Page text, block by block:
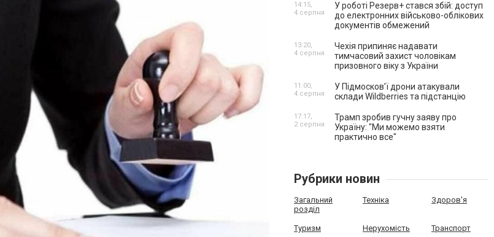
У роботі Резерв+ стався збій: доступ
до електронних військово-облікових
документів обмежений
14:15,
4 серпня
Чехія припиняє надавати
тимчасовий захист чоловікам
призовного віку з України
13:20,
4 серпня
У Підмосков’ї дрони атакували
склади Wildberries та підстанцію
11:00,
4 серпня
Трамп зробив гучну заяву про
Україну: "Ми можемо взяти
практично все"
17:17,
2 серпня
Рубрики новин
Загальний
розділ
Техніка Здоров'я
Туризм Нерухомість Транспорт